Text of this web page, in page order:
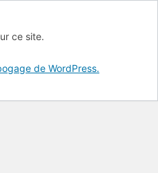
ce site.
de WordPress.